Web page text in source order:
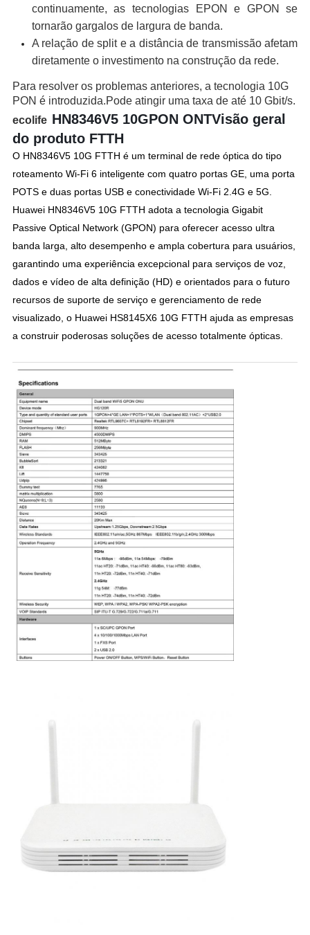
continuamente, as tecnologias EPON e GPON se
tornarão gargalos de largura de banda.
A relação de split e a distância de transmissão afetam
diretamente o investimento na construção da rede.
Para resolver os problemas anteriores, a tecnologia 10G
PON é introduzida.Pode atingir uma taxa de até 10 Gbit/s.
ecolife HN8346V5 10GPON ONTVisão geral
do produto FTTH
O HN8346V5 10G FTTH é um terminal de rede óptica do tipo
roteamento Wi-Fi 6 inteligente com quatro portas GE, uma porta
POTS e duas portas USB e conectividade Wi-Fi 2.4G e 5G.
Huawei HN8346V5 10G FTTH adota a tecnologia Gigabit
Passive Optical Network (GPON) para oferecer acesso ultra
banda larga, alto desempenho e ampla cobertura para usuários,
garantindo uma experiência excepcional para serviços de voz,
dados e vídeo de alta definição (HD) e orientados para o futuro
recursos de suporte de serviço e gerenciamento de rede
visualizado, o Huawei HS8145X6 10G FTTH ajuda as empresas
a construir poderosas soluções de acesso totalmente ópticas.